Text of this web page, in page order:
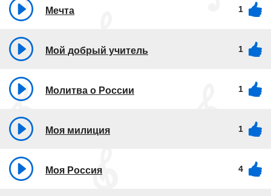
Мечта 1
Мой добрый учитель 1
Молитва о России 1
Моя милиция 1
Моя Россия 4